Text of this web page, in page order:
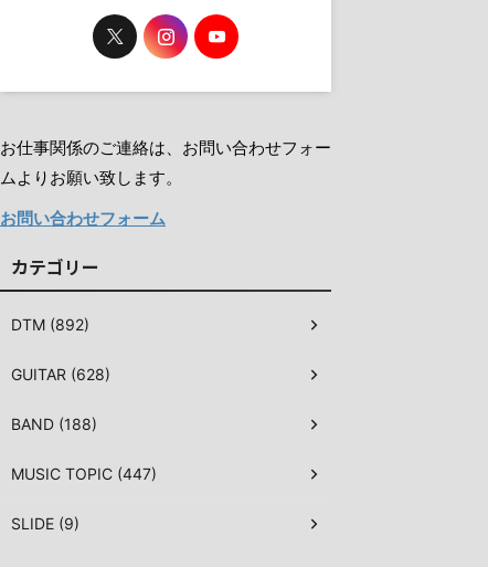
お仕事関係のご連絡は、お問い合わせフォー
ムよりお願い致します。
お問い合わせフォーム
カテゴリー
DTM (892)
GUITAR (628)
BAND (188)
MUSIC TOPIC (447)
SLIDE (9)